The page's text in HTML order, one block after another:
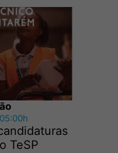
TeSP